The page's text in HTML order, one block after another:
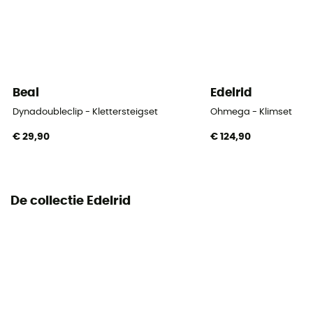
Beal
Dynadoubleclip - Klettersteigset
€ 29,90
Edelrid
Ohmega - Klimset
€ 124,90
De collectie Edelrid